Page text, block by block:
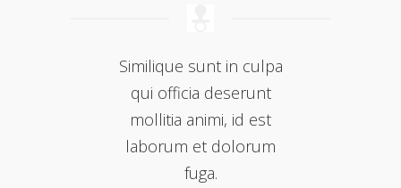
Similique sunt in culpa
qui officia deserunt
mollitia animi, id est
laborum et dolorum
fuga.